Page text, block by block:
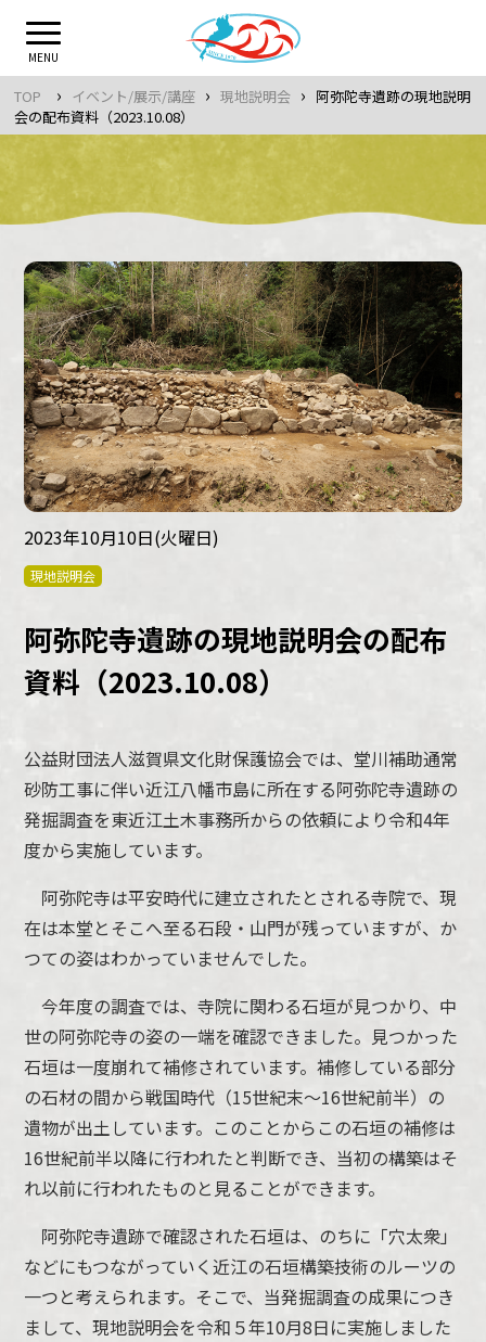
content
MENU
TOP › イベント/展示/講座 › 現地説明会 › 阿弥陀寺遺跡の現地説明
会の配布資料（2023.10.08）
2023年10月10日(火曜日)
現地説明会
阿弥陀寺遺跡の現地説明会の配布
資料（2023.10.08）
公益財団法人滋賀県文化財保護協会では、堂川補助通常
砂防工事に伴い近江八幡市島に所在する阿弥陀寺遺跡の
発掘調査を東近江土木事務所からの依頼により令和4年
度から実施しています。
阿弥陀寺は平安時代に建立されたとされる寺院で、現
在は本堂とそこへ至る石段・山門が残っていますが、か
つての姿はわかっていませんでした。
今年度の調査では、寺院に関わる石垣が見つかり、中
世の阿弥陀寺の姿の一端を確認できました。見つかった
石垣は一度崩れて補修されています。補修している部分
の石材の間から戦国時代（15世紀末～16世紀前半）の
遺物が出土しています。このことからこの石垣の補修は
16世紀前半以降に行われたと判断でき、当初の構築はそ
れ以前に行われたものと見ることができます。
阿弥陀寺遺跡で確認された石垣は、のちに「穴太衆」
などにもつながっていく近江の石垣構築技術のルーツの
一つと考えられます。そこで、当発掘調査の成果につき
まして、現地説明会を令和５年10月8日に実施しました